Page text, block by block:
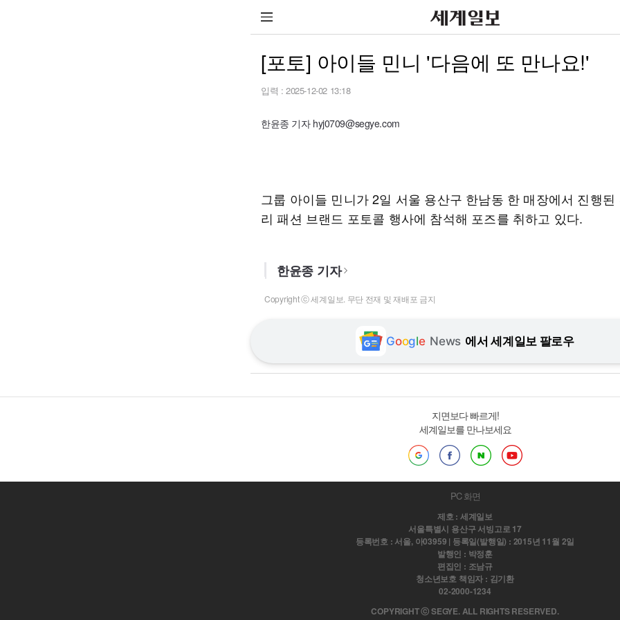
[포토] 아이들 민니 '다음에 또 만나요!'
입력 : 2025-12-02 13:18
한윤종 기자 hyj0709@segye.com
그룹 아이들 민니가 2일 서울 용산구 한남동 한 매장에서 진행된
리 패션 브랜드 포토콜 행사에 참석해 포즈를 취하고 있다.
한윤종 기자
Copyright ⓒ 세계일보. 무단 전재 및 재배포 금지
Google News 에서 세계일보 팔로우
지면보다 빠르게!
세계일보를 만나보세요
PC 화면
제호 : 세계일보
서울특별시 용산구 서빙고로 17
등록번호 : 서울, 아03959 | 등록일(발행일) : 2015년 11월 2일
발행인 : 박정훈
편집인 : 조남규
청소년보호 책임자 : 김기환
02-2000-1234
COPYRIGHT ⓒ SEGYE. ALL RIGHTS RESERVED.